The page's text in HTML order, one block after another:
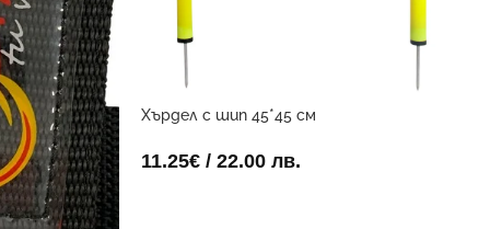
Хърдел с шип 45*45 см
11.25€ / 22.00 лв.